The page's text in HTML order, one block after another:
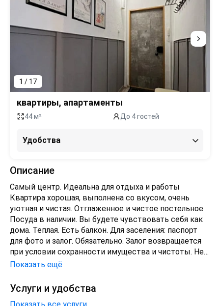
1 / 17
квартиры, апартаменты
44 м² До 4 гостей
Удобства
Описание
Самый центр. Идеальна для отдыха и работы
Квартира хорошая, выполнена со вкусом, очень
уютная и чистая. Отглаженное и чистое постельное
Посуда в наличии. Вы будете чувствовать себя как
дома. Теплая. Есть балкон. Для заселения: паспорт
для фото и залог. Обязательно. Залог возвращается
при условии сохранности имущества и чистоты. Не
для вечеринокЕсли планируется вечеринка-
не сдаём квартиры лицам моложе 21года!
Предоставляем чеки самозанятого с qr-кодом для
Показать ещё
Услуги и удобства